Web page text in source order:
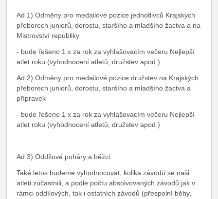
Ad 1) Odměny pro medailové pozice jednotlivců Krajských
přeborech juniorů, dorostu, staršího a mladšího žactva a na
Mistrovství republiky
- bude řešeno 1 x za rok za vyhlašovacím večeru Nejlepší
atlet roku (vyhodnocení atletů, družstev apod.)
Ad 2) Odměny pro medailové pozice družstev na Krajských
přeborech juniorů, dorostu, staršího a mladšího žactva a
přípravek
- bude řešeno 1 x za rok za vyhlašovacím večeru Nejlepší
atlet roku (vyhodnocení atletů, družstev apod.)
Ad 3) Oddílové poháry a běžci
Také letos budeme vyhodnocovat, kolika závodů se naši
atleti zúčastnili, a podle počtu absolvovaných závodů jak v
rámci oddílových, tak i ostatních závodů (přespolní běhy,